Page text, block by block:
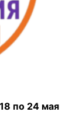
по 24 мая